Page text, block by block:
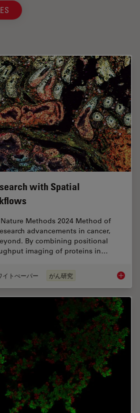
with Spatial
Methods 2024 Method of
advancements in cancer,
By combining positional
imaging of proteins in…
イトぺーパー がん研究